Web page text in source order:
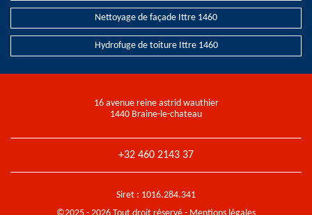
Nettoyage de façade Ittre 1460
Hydrofuge de toiture Ittre 1460
16 avenue reine astrid wauthier
1440 Braine-le-chateau
+32 460 2143 37
Siret : 1016.284.341